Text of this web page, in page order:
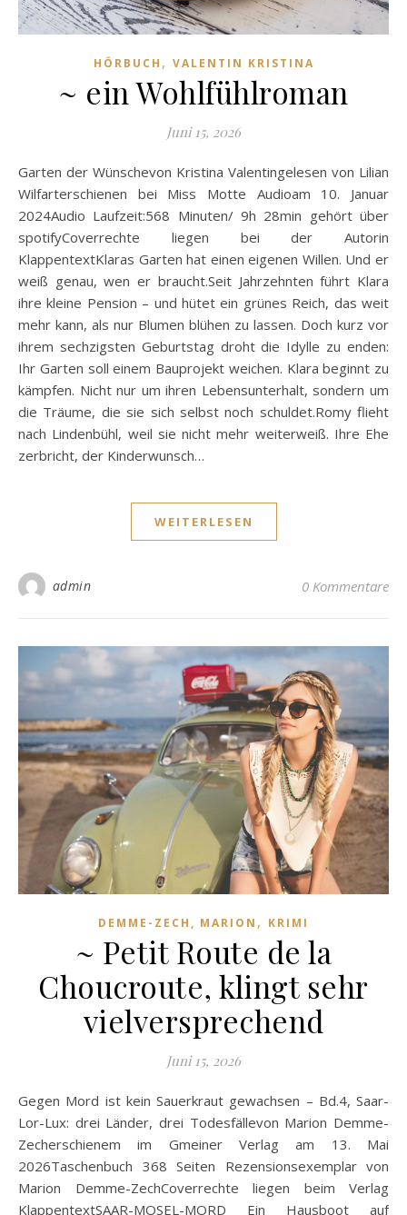
HÖRBUCH , VALENTIN KRISTINA
~ ein Wohlfühlroman
Juni 15, 2026
Garten der Wünschevon Kristina Valentingelesen von Lilian
Wilfarterschienen bei Miss Motte Audioam 10. Januar
2024Audio Laufzeit:568 Minuten/ 9h 28min gehört über
spotifyCoverrechte liegen bei der Autorin
KlappentextKlaras Garten hat einen eigenen Willen. Und er
weiß genau, wen er braucht.Seit Jahrzehnten führt Klara
ihre kleine Pension – und hütet ein grünes Reich, das weit
mehr kann, als nur Blumen blühen zu lassen. Doch kurz vor
ihrem sechzigsten Geburtstag droht die Idylle zu enden:
Ihr Garten soll einem Bauprojekt weichen. Klara beginnt zu
kämpfen. Nicht nur um ihren Lebensunterhalt, sondern um
die Träume, die sie sich selbst noch schuldet.Romy flieht
nach Lindenbühl, weil sie nicht mehr weiterweiß. Ihre Ehe
zerbricht, der Kinderwunsch…
WEITERLESEN
admin 0 Kommentare
DEMME-ZECH, MARION , KRIMI
~ Petit Route de la
Choucroute, klingt sehr
vielversprechend
Juni 15, 2026
Gegen Mord ist kein Sauerkraut gewachsen – Bd.4, Saar-
Lor-Lux: drei Länder, drei Todesfällevon Marion Demme-
Zecherschienem im Gmeiner Verlag am 13. Mai
2026Taschenbuch 368 Seiten Rezensionsexemplar von
Marion Demme-ZechCoverrechte liegen beim Verlag
KlappentextSAAR-MOSEL-MORD Ein Hausboot auf